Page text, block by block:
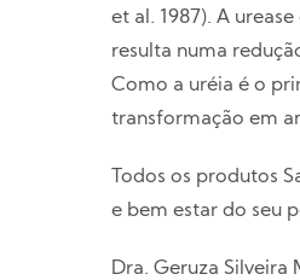
et al. 1987). A
resulta numa
Como a uréia é o
transformação em
Todos os produtos
e bem estar do seu
Dra. Geruza Silveira